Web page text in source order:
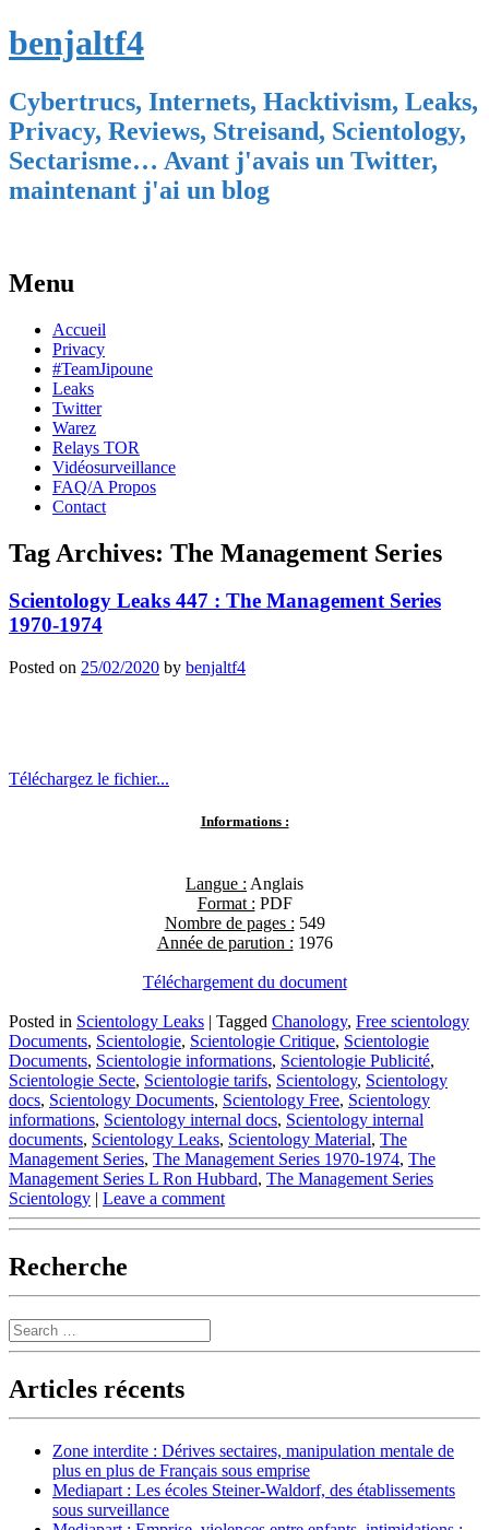
benjaltf4
Cybertrucs, Internets, Hacktivism, Leaks,
Privacy, Reviews, Streisand, Scientology,
Sectarisme… Avant j'avais un Twitter,
maintenant j'ai un blog
Menu
Skip
content
Accueil
Privacy
#TeamJipoune
Leaks
Twitter
Warez
Relays TOR
Vidéosurveillance
FAQ/A Propos
Contact
Tag Archives: The Management Series
Scientology Leaks 447 : The Management Series
1970-1974
Posted on 25/02/2020 by benjaltf4
Téléchargez le fichier...
Informations :
Langue : Anglais
Format : PDF
Nombre de pages : 549
Année de parution : 1976
Téléchargement du document
Posted in Scientology Leaks Tagged Chanology, Free scientology
Documents, Scientologie, Scientologie Critique, Scientologie
Documents, Scientologie informations, Scientologie Publicité,
Scientologie Secte, Scientologie tarifs, Scientology, Scientology
docs, Scientology Documents, Scientology Free, Scientology
informations, Scientology internal docs, Scientology internal
documents, Scientology Leaks, Scientology Material, The
Management Series, The Management Series 1970-1974, The
Management Series L Ron Hubbard, The Management Series
Scientology
Leave a comment
Recherche
Search
Articles récents
Zone interdite : Dérives sectaires, manipulation mentale de
plus en plus de Français sous emprise
Mediapart : Les écoles Steiner-Waldorf, des établissements
sous surveillance